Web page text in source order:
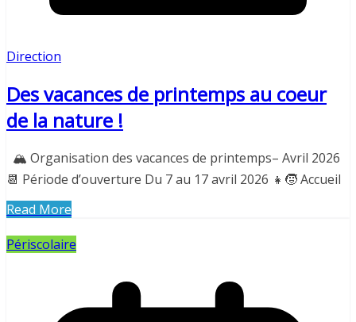
Direction
Des vacances de printemps au coeur
de la nature !
🏔 Organisation des vacances de printemps– Avril 2026
📆 Période d’ouverture Du 7 au 17 avril 2026 👧🧒 Accueil
Read More
Périscolaire